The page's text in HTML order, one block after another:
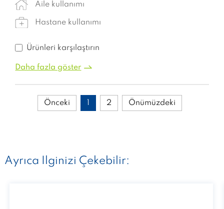
Aile kullanımı
Hastane kullanımı
Ürünleri karşılaştırın
Daha fazla göster
Önceki 2 Önümüzdeki
Ayrıca Ilginizi Çekebilir: